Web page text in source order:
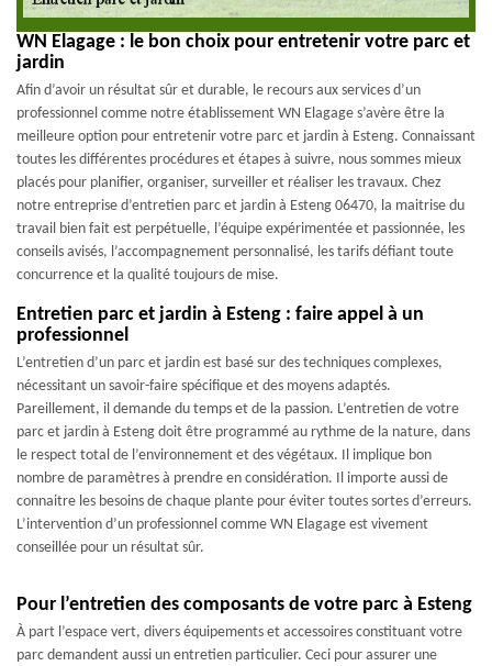
WN Elagage : le bon choix pour entretenir votre parc et
jardin
Afin d’avoir un résultat sûr et durable, le recours aux services d’un
professionnel comme notre établissement WN Elagage s’avère être la
meilleure option pour entretenir votre parc et jardin à Esteng. Connaissant
toutes les différentes procédures et étapes à suivre, nous sommes mieux
placés pour planifier, organiser, surveiller et réaliser les travaux. Chez
notre entreprise d’entretien parc et jardin à Esteng 06470, la maitrise du
travail bien fait est perpétuelle, l’équipe expérimentée et passionnée, les
conseils avisés, l’accompagnement personnalisé, les tarifs défiant toute
concurrence et la qualité toujours de mise.
Entretien parc et jardin à Esteng : faire appel à un
professionnel
L’entretien d’un parc et jardin est basé sur des techniques complexes,
nécessitant un savoir-faire spécifique et des moyens adaptés.
Pareillement, il demande du temps et de la passion. L’entretien de votre
parc et jardin à Esteng doit être programmé au rythme de la nature, dans
le respect total de l’environnement et des végétaux. Il implique bon
nombre de paramètres à prendre en considération. Il importe aussi de
connaitre les besoins de chaque plante pour éviter toutes sortes d’erreurs.
L’intervention d’un professionnel comme WN Elagage est vivement
conseillée pour un résultat sûr.
Pour l’entretien des composants de votre parc à Esteng
À part l’espace vert, divers équipements et accessoires constituant votre
parc demandent aussi un entretien particulier. Ceci pour assurer une